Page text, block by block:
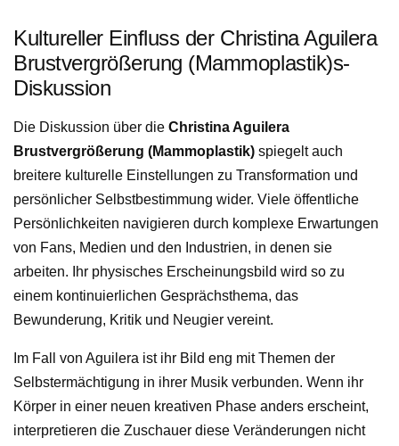
Kultureller Einfluss der Christina Aguilera
Brustvergrößerung (Mammoplastik)s-
Diskussion
Die Diskussion über die Christina Aguilera
Brustvergrößerung (Mammoplastik) spiegelt auch
breitere kulturelle Einstellungen zu Transformation und
persönlicher Selbstbestimmung wider. Viele öffentliche
Persönlichkeiten navigieren durch komplexe Erwartungen
von Fans, Medien und den Industrien, in denen sie
arbeiten. Ihr physisches Erscheinungsbild wird so zu
einem kontinuierlichen Gesprächsthema, das
Bewunderung, Kritik und Neugier vereint.
Im Fall von Aguilera ist ihr Bild eng mit Themen der
Selbstermächtigung in ihrer Musik verbunden. Wenn ihr
Körper in einer neuen kreativen Phase anders erscheint,
interpretieren die Zuschauer diese Veränderungen nicht